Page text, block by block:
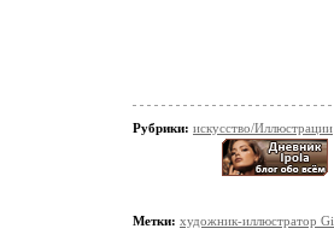
Рубрики: искусство/Иллюстрации
Метки: художник-иллюстратор